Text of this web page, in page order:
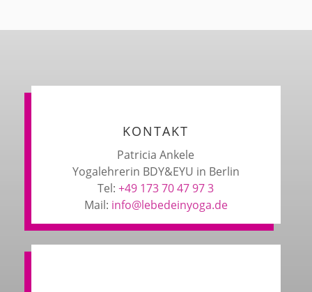
KONTAKT
Patricia Ankele
Yogalehrerin BDY&EYU in Berlin
Tel:+49 173 70 47 97 3
Mail: info@lebedeinyoga.de